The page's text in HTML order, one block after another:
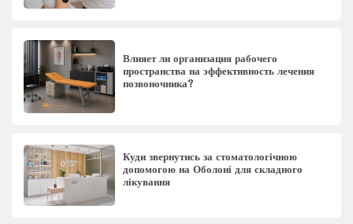
Влияет ли организация рабочего
пространства на эффективность лечения
позвоночника?
Куди звернутись за стоматологічною
допомогою на Оболоні для складного
лікування